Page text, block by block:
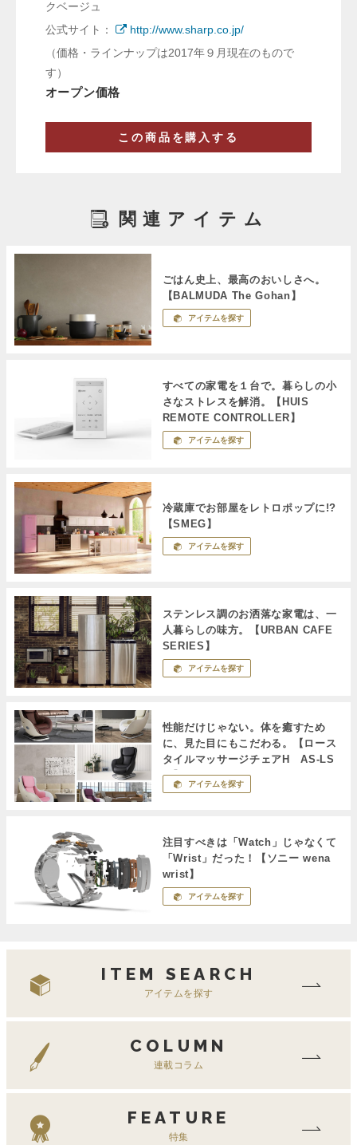
クベージュ
公式サイト：
http://www.sharp.co.jp/
（価格・ラインナップは2017年９月現在のもので
す）
オープン価格
この商品を購入する
関連アイテム
ごはん史上、最高のおいしさへ。
【BALMUDA The Gohan】
アイテムを探す
すべての家電を１台で。暮らしの小
さなストレスを解消。【HUIS
REMOTE CONTROLLER】
アイテムを探す
冷蔵庫でお部屋をレトロポップに!?
【SMEG】
アイテムを探す
ステンレス調のお洒落な家電は、一
人暮らしの味方。【URBAN CAFE
SERIES】
アイテムを探す
性能だけじゃない。体を癒すため
に、見た目にもこだわる。【ロース
タイルマッサージチェアH AS-LS
１】
アイテムを探す
注目すべきは「Watch」じゃなくて
「Wrist」だった！【ソニー wena
wrist】
アイテムを探す
ITEM SEARCH
アイテムを探す
COLUMN
連載コラム
FEATURE
特集